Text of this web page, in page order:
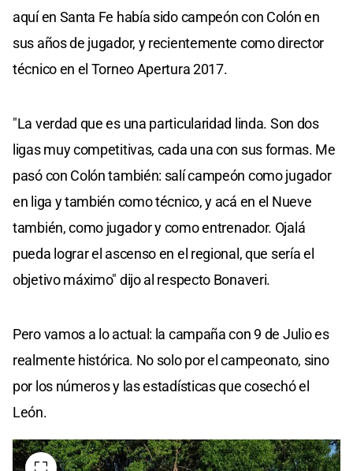
aquí en Santa Fe había sido campeón con Colón en
sus años de jugador, y recientemente como director
técnico en el Torneo Apertura 2017.
"La verdad que es una particularidad linda. Son dos
ligas muy competitivas, cada una con sus formas. Me
pasó con Colón también: salí campeón como jugador
en liga y también como técnico, y acá en el Nueve
también, como jugador y como entrenador. Ojalá
pueda lograr el ascenso en el regional, que sería el
objetivo máximo" dijo al respecto Bonaveri.
Pero vamos a lo actual: la campaña con 9 de Julio es
realmente histórica. No solo por el campeonato, sino
por los números y las estadísticas que cosechó el
León.